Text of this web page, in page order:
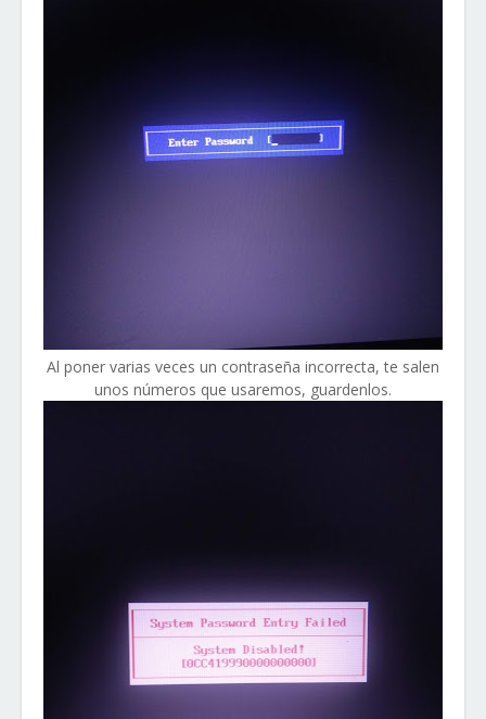
Al poner varias veces un contraseña incorrecta, te salen
unos números que usaremos, guardenlos.